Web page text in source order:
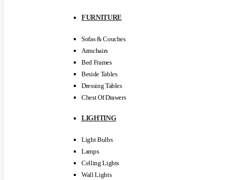
FURNITURE
Sofas & Couches
Armchairs
Bed Frames
Beside Tables
Dressing Tables
Chest Of Drawers
LIGHTING
Light Bulbs
Lamps
Celling Lights
Wall Lights